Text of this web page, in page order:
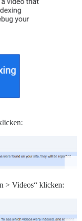
> Videos“ klicken: